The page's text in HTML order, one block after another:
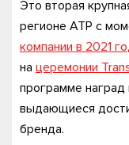
Это вторая
регионе АТР с
компании в 2021
на церемонии
программе наград
выдающиеся
бренда.